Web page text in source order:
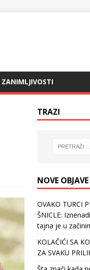
ZANIMLJIVOSTI
TRAZI
NOVE OBJAVE
OVAKO TURCI
ŠNICLE:
tajna je u
KOLAČIĆI SA
ZA SVAKU